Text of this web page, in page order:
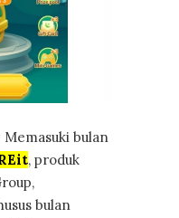
Memasuki bulan
, produk
bulan